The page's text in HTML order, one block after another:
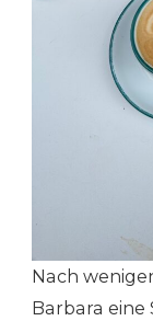
Nach
Barbara eine